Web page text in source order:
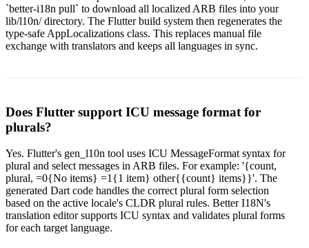
`better-i18n pull` to download all localized ARB files into your
lib/l10n/ directory. The Flutter build system then regenerates the
type-safe AppLocalizations class. This replaces manual file
exchange with translators and keeps all languages in sync.
Does Flutter support ICU message format for
plurals?
Yes. Flutter's gen_l10n tool uses ICU MessageFormat syntax for
plural and select messages in ARB files. For example: '{count,
plural, =0{No items} =1{1 item} other{{count} items}}'. The
generated Dart code handles the correct plural form selection
based on the active locale's CLDR plural rules. Better I18N's
translation editor supports ICU syntax and validates plural forms
for each target language.